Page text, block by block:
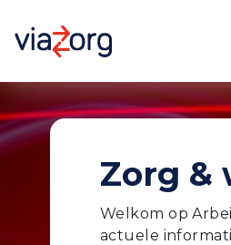
Zorg &
Welkom op
actuele